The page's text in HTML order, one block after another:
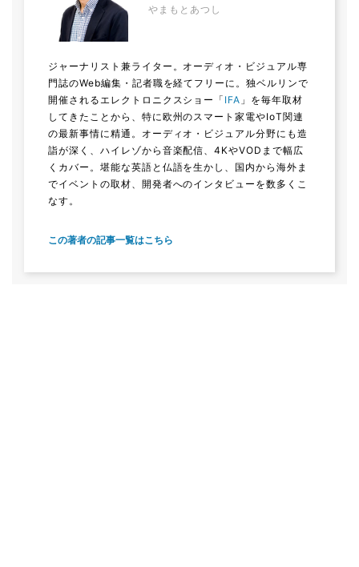
やまもとあつし
ジャーナリスト兼ライター。オーディオ・ビジュアル専
門誌のWeb編集・記者職を経てフリーに。独ベルリンで
開催されるエレクトロニクスショー「 IFA 」を毎年取材
してきたことから、特に欧州のスマート家電やIoT関連
の最新事情に精通。オーディオ・ビジュアル分野にも造
詣が深く、ハイレゾから音楽配信、4KやVODまで幅広
くカバー。堪能な英語と仏語を生かし、国内から海外ま
でイベントの取材、開発者へのインタビューを数多くこ
なす。
この著者の記事一覧はこちら